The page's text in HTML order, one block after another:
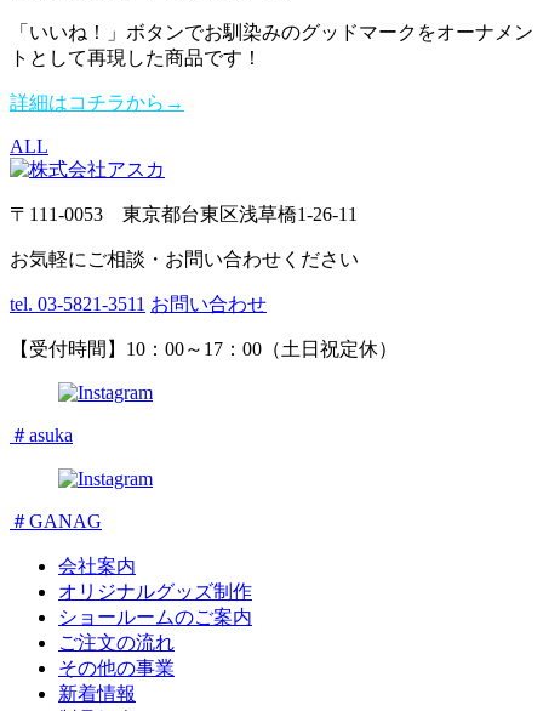
「いいね！」ボタンでお馴染みのグッドマークをオーナメン
トとして再現した商品です！
詳細はコチラから→
ALL
〒111-0053 東京都台東区浅草橋1-26-11
お気軽にご相談・お問い合わせください
tel. 03-5821-3511 お問い合わせ
【受付時間】10：00～17：00（土日祝定休）
＃asuka
＃GANAG
会社案内
オリジナルグッズ制作
ショールームのご案内
ご注文の流れ
その他の事業
新着情報